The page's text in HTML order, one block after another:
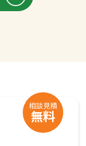
相談見積
無料